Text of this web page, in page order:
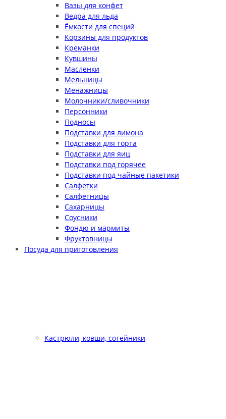
Вазы для конфет
Ведра для льда
Ёмкости для специй
Корзины для продуктов
Креманки
Кувшины
Масленки
Мельницы
Менажницы
Молочники/сливочники
Персонники
Подносы
Подставки для лимона
Подставки для торта
Подставки для яиц
Подставки под горячее
Подставки под чайные пакетики
Салфетки
Салфетницы
Сахарницы
Соусники
Фондю и мармиты
Фруктовницы
Посуда для приготовления
Кастрюли, ковши, сотейники